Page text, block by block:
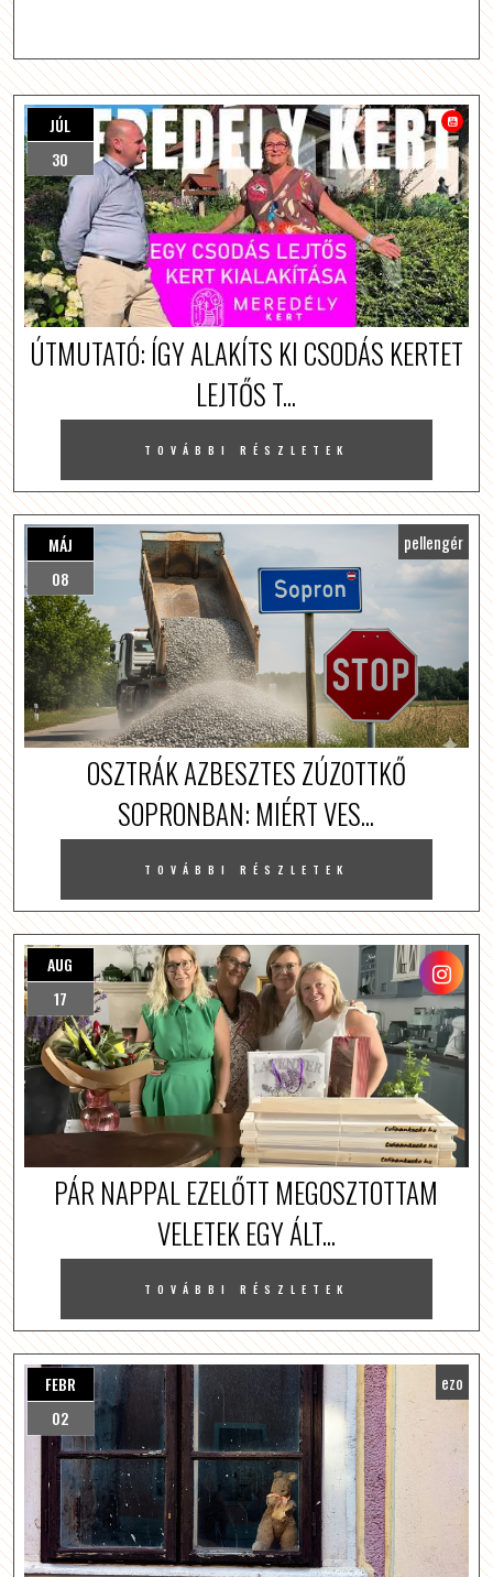
JÚL
30
ÚTMUTATÓ: ÍGY ALAKÍTS KI CSODÁS KERTET
LEJTŐS T...
TOVÁBBI RÉSZLETEK
MÁJ
08
pellengér
OSZTRÁK AZBESZTES ZÚZOTTKŐ
SOPRONBAN: MIÉRT VES...
TOVÁBBI RÉSZLETEK
AUG
17
PÁR NAPPAL EZELŐTT MEGOSZTOTTAM
VELETEK EGY ÁLT...
TOVÁBBI RÉSZLETEK
FEBR
02
ezo